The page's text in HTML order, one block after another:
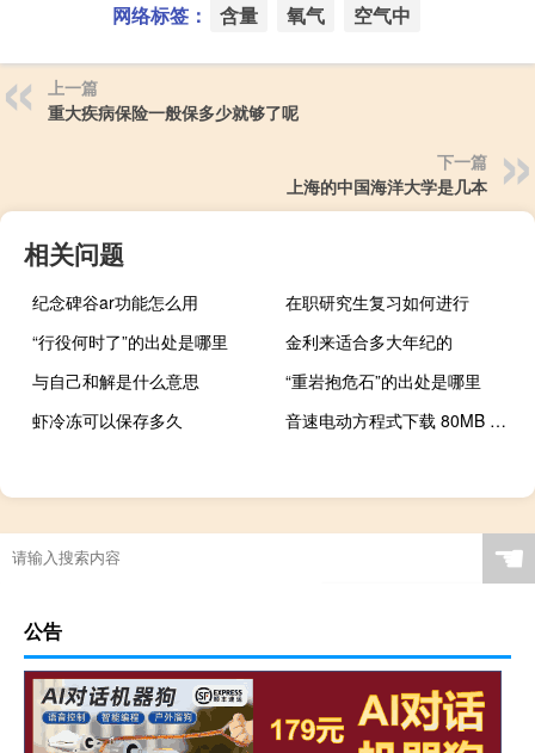
网络标签： 含量 氧气 空气中
上一篇
重大疾病保险一般保多少就够了呢
下一篇
上海的中国海洋大学是几本
相关问题
纪念碑谷ar功能怎么用
在职研究生复习如何进行
“行役何时了”的出处是哪里
金利来适合多大年纪的
与自己和解是什么意思
“重岩抱危石”的出处是哪里
虾冷冻可以保存多久
音速电动方程式下载 80MB 极限刺激类VR视频
☚
公告